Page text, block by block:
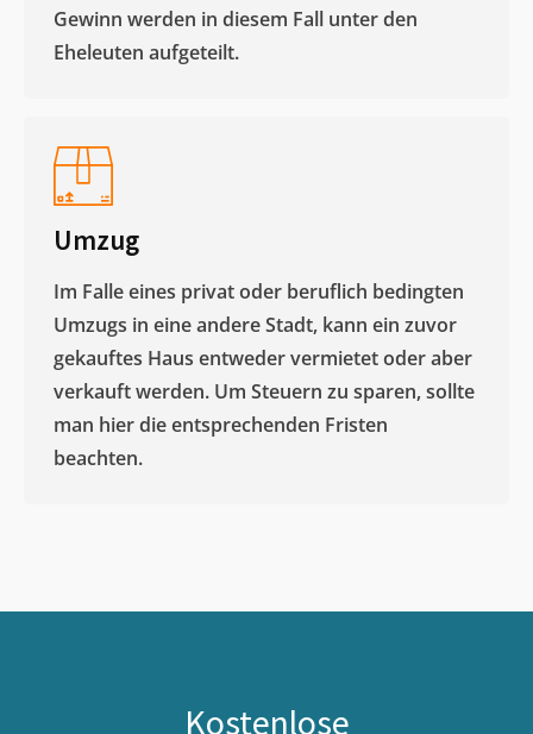
Gewinn werden in diesem Fall unter den
Eheleuten aufgeteilt.​
Umzug
Im Falle eines privat oder beruflich bedingten
Umzugs in eine andere Stadt, kann ein zuvor
gekauftes Haus entweder vermietet oder aber
verkauft werden. Um Steuern zu sparen, sollte
man hier die entsprechenden Fristen
beachten.
Kostenlose